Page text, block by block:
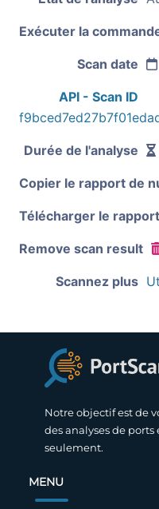
Exécuter la
Scan date
API - Scan ID
Durée de l'analyse
Copier le rapport de
Télécharger le rapport
Remove scan result
Scannez plus
Notre objectif est de
des analyses de
seulement.
MENU